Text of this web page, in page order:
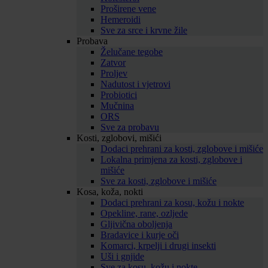
Proširene vene
Hemeroidi
Sve za srce i krvne žile
Probava
Želučane tegobe
Zatvor
Proljev
Nadutost i vjetrovi
Probiotici
Mučnina
ORS
Sve za probavu
Kosti, zglobovi, mišići
Dodaci prehrani za kosti, zglobove i mišiće
Lokalna primjena za kosti, zglobove i
mišiće
Sve za kosti, zglobove i mišiće
Kosa, koža, nokti
Dodaci prehrani za kosu, kožu i nokte
Opekline, rane, ozljede
Gljivična oboljenja
Bradavice i kurje oči
Komarci, krpelji i drugi insekti
Uši i gnjide